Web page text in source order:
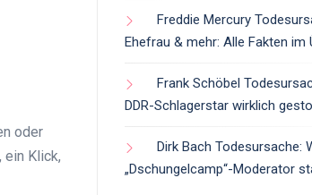
oder
ein Klick,
Freddie Mercury
Ehefrau & mehr: Alle Fakten im
Frank Schöbel
DDR-Schlagerstar wirklich
Dirk Bach Todesursache:
„Dschungelcamp“-Moderator